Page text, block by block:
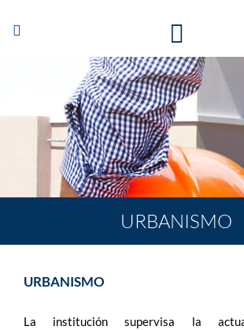
Abrir/Cerrar
navegación
URBANISMO
URBANISMO
La institución supervisa la